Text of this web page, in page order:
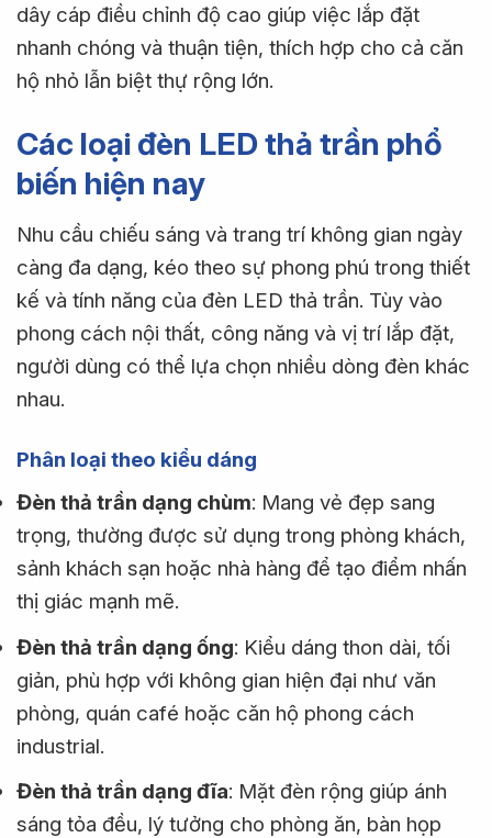
dây cáp điều chỉnh độ cao giúp việc lắp đặt
nhanh chóng và thuận tiện, thích hợp cho cả căn
hộ nhỏ lẫn biệt thự rộng lớn.
Các loại đèn LED thả trần phổ
biến hiện nay
Nhu cầu chiếu sáng và trang trí không gian ngày
càng đa dạng, kéo theo sự phong phú trong thiết
kế và tính năng của đèn LED thả trần. Tùy vào
phong cách nội thất, công năng và vị trí lắp đặt,
người dùng có thể lựa chọn nhiều dòng đèn khác
nhau.
Phân loại theo kiểu dáng
Đèn thả trần dạng chùm: Mang vẻ đẹp sang
trọng, thường được sử dụng trong phòng khách,
sảnh khách sạn hoặc nhà hàng để tạo điểm nhấn
thị giác mạnh mẽ.
Đèn thả trần dạng ống: Kiểu dáng thon dài, tối
giản, phù hợp với không gian hiện đại như văn
phòng, quán café hoặc căn hộ phong cách
industrial.
Đèn thả trần dạng đĩa: Mặt đèn rộng giúp ánh
sáng tỏa đều, lý tưởng cho phòng ăn, bàn họp